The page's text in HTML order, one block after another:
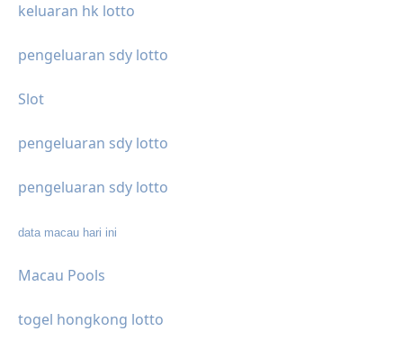
keluaran hk lotto
pengeluaran sdy lotto
Slot
pengeluaran sdy lotto
pengeluaran sdy lotto
data macau hari ini
Macau Pools
togel hongkong lotto